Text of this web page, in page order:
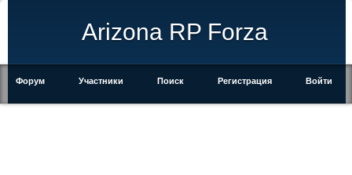
Arizona RP Forza
Форум Участники Поиск Регистрация Войти